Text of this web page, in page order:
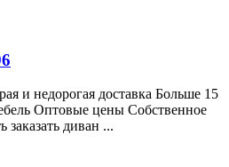
и недорогая доставка Больше 15
Оптовые цены Собственное
заказать диван ...